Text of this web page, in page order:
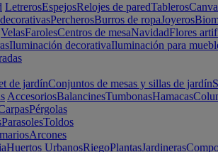
LetrerosEspejosRelojes de paredTableros
PercherosBurros de ropaJoyeros
VelasFarolesCentros de mesaNavidadFlores
Iluminación decorativaIluminación para
de jardínConjuntos de mesas y sillas de jardín
AccesoriosBalancinesTumbonasHamacas
Pérgolas
ParasolesToldos
Arcones
Huertos UrbanosRiegoPlantasJardineras